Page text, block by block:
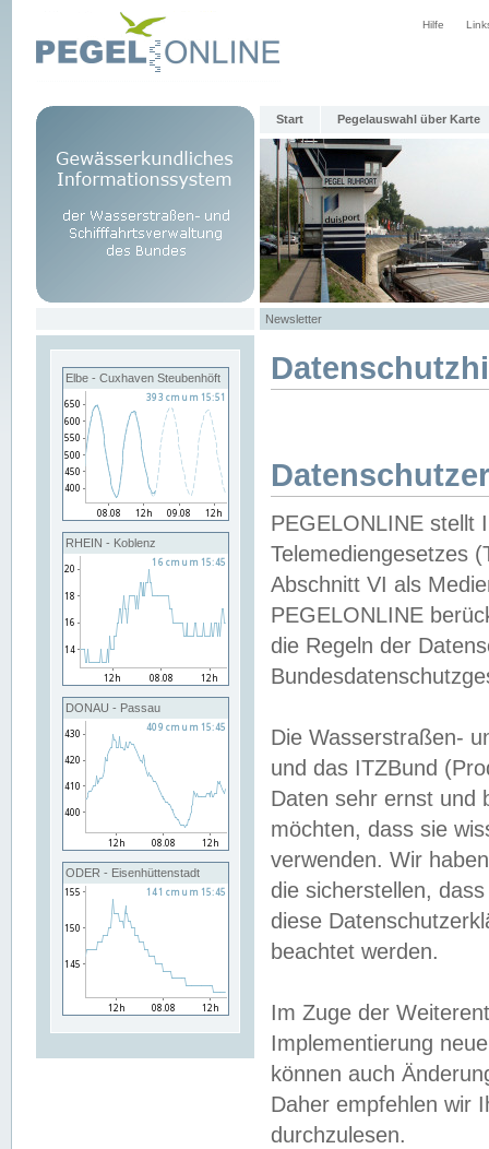
Hilfe
Start Pegelauswahl über Karte
Newsletter
Elbe - Cuxhaven Steubenhöft
RHEIN - Koblenz
DONAU - Passau
ODER - Eisenhüttenstadt
PEGELONLINE stellt
Telemediengesetzes
Abschnitt VI als
PEGELONLINE
die Regeln der
Die Wasserstraßen-
und das ITZBund
Daten sehr ernst und
möchten, dass sie
verwenden. Wir
die sicherstellen,
diese
beachtet werden.
Im Zuge der
Implementierung
können auch
Daher empfehlen wir
durchzulesen.